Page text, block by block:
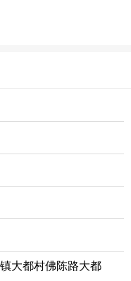
大都村佛陈路大都